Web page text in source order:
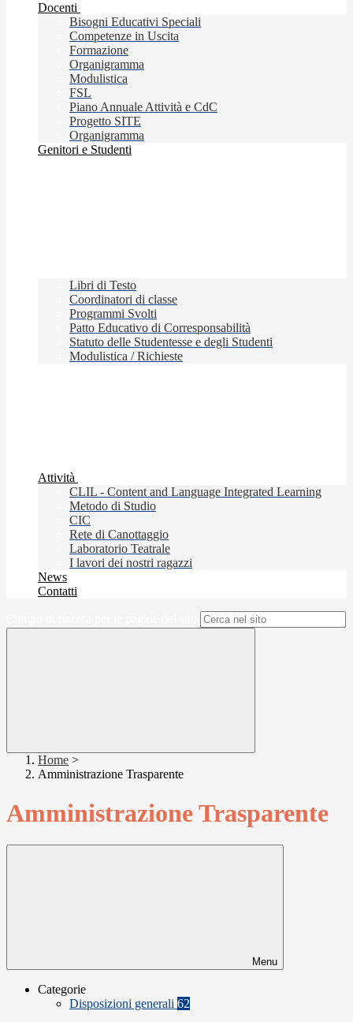
Docenti
Bisogni Educativi Speciali
Competenze in Uscita
Formazione
Organigramma
Modulistica
FSL
Piano Annuale Attività e CdC
Progetto SITE
Organigramma
Genitori e Studenti
Libri di Testo
Coordinatori di classe
Programmi Svolti
Patto Educativo di Corresponsabilità
Statuto delle Studentesse e degli Studenti
Modulistica / Richieste
Attività
CLIL - Content and Language Integrated Learning
Metodo di Studio
CIC
Rete di Canottaggio
Laboratorio Teatrale
I lavori dei nostri ragazzi
News
Contatti
Home >
Amministrazione Trasparente
Amministrazione Trasparente
Menu
Categorie
Disposizioni generali 62